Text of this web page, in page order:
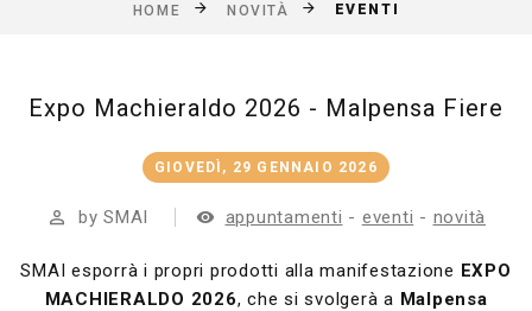
HOME NOVITÀ EVENTI
Expo Machieraldo 2026 - Malpensa Fiere
GIOVEDÌ, 29 GENNAIO 2026
by SMAI appuntamenti - eventi - novità
SMAI esporrà i propri prodotti alla manifestazione EXPO
MACHIERALDO 2026, che si svolgerà a Malpensa